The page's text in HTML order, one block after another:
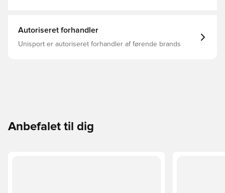
Autoriseret forhandler
Unisport er autoriseret forhandler af førende brands
Anbefalet til dig